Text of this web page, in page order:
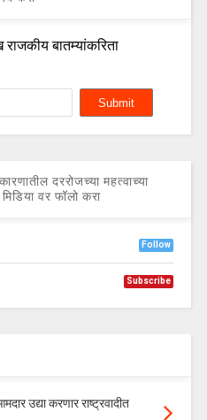
राजकीय बातम्यांकरिता
दररोजच्या महत्वाच्या
वर फॉलो करा
Follow
Subscribe
उद्या करणार राष्ट्रवादीत